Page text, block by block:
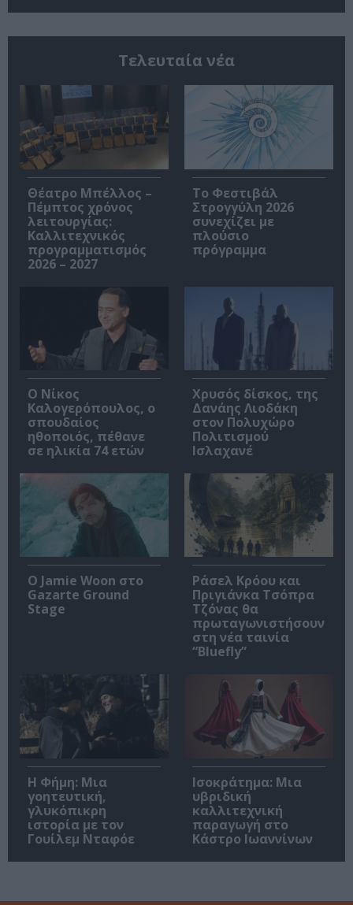
Τελευταία νέα
Θέατρο Μπέλλος –
Πέμπτος χρόνος
λειτουργίας:
Καλλιτεχνικός
προγραμματισμός
2026 – 2027
Το Φεστιβάλ
Στρογγύλη 2026
συνεχίζει με
πλούσιο
πρόγραμμα
Ο Νίκος
Καλογερόπουλος, ο
σπουδαίος
ηθοποιός, πέθανε
σε ηλικία 74 ετών
Χρυσός δίσκος, της
Δανάης Λιοδάκη
στον Πολυχώρο
Πολιτισμού
Ισλαχανέ
Ο Jamie Woon στο
Gazarte Ground
Stage
Ράσελ Κρόου και
Πριγιάνκα Τσόπρα
Τζόνας θα
πρωταγωνιστήσουν
στη νέα ταινία
“Bluefly”
Η Φήμη: Mια
γοητευτική,
γλυκόπικρη
ιστορία με τον
Γουίλεμ Νταφόε
Ισοκράτημα: Μια
υβριδική
καλλιτεχνική
παραγωγή στο
Κάστρο Ιωαννίνων